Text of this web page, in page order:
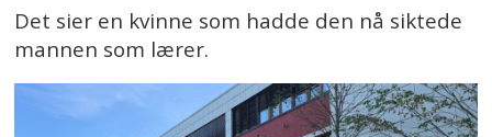
Det sier en kvinne som hadde den nå siktede
mannen som lærer.